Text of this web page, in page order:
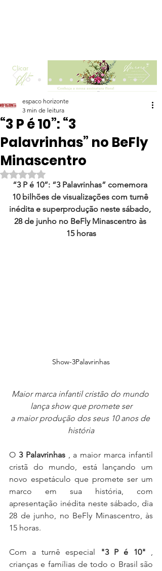
Clicar
“3 P é 10”: “3
Palavrinhas” no BeFly
Minascentro
espaco horizonte
3 min de leitura
Avaliado com NaN de 5 estrelas.
“3 P é 10”: “3 Palavrinhas” comemora
10 bilhões de visualizações com turnê
inédita e superprodução neste sábado,
28 de junho no BeFly Minascentro às
15 horas
Show-3Palavrinhas
Maior marca infantil cristão do mundo
lança show que promete ser
a maior produção dos seus 10 anos de
história
O 3 Palavrinhas , a maior marca infantil
cristã do mundo, está lançando um
novo espetáculo que promete ser um
marco em sua história, com
apresentação inédita neste sábado, dia
28 de junho, no BeFly Minascentro, às
15 horas.
Com a turnê especial "3 P é 10" ,
crianças e famílias de todo o Brasil são